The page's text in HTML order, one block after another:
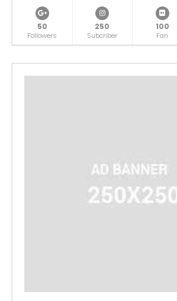
50
Followers
250
Subcriber
100
Fan